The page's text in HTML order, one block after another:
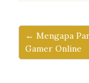
← Mengapa
Gamer Online